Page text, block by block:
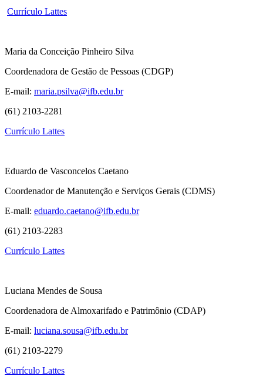
Currículo Lattes
Maria da Conceição Pinheiro Silva
Coordenadora de Gestão de Pessoas (CDGP)
E-mail: maria.psilva@ifb.edu.br
(61) 2103-2281
Currículo Lattes
Eduardo de Vasconcelos Caetano
Coordenador de Manutenção e Serviços Gerais (CDMS)
E-mail: eduardo.caetano@ifb.edu.br
(61) 2103-2283
Currículo Lattes
Luciana Mendes de Sousa
Coordenadora de Almoxarifado e Patrimônio (CDAP)
E-mail: luciana.sousa@ifb.edu.br
(61) 2103-2279
Currículo Lattes